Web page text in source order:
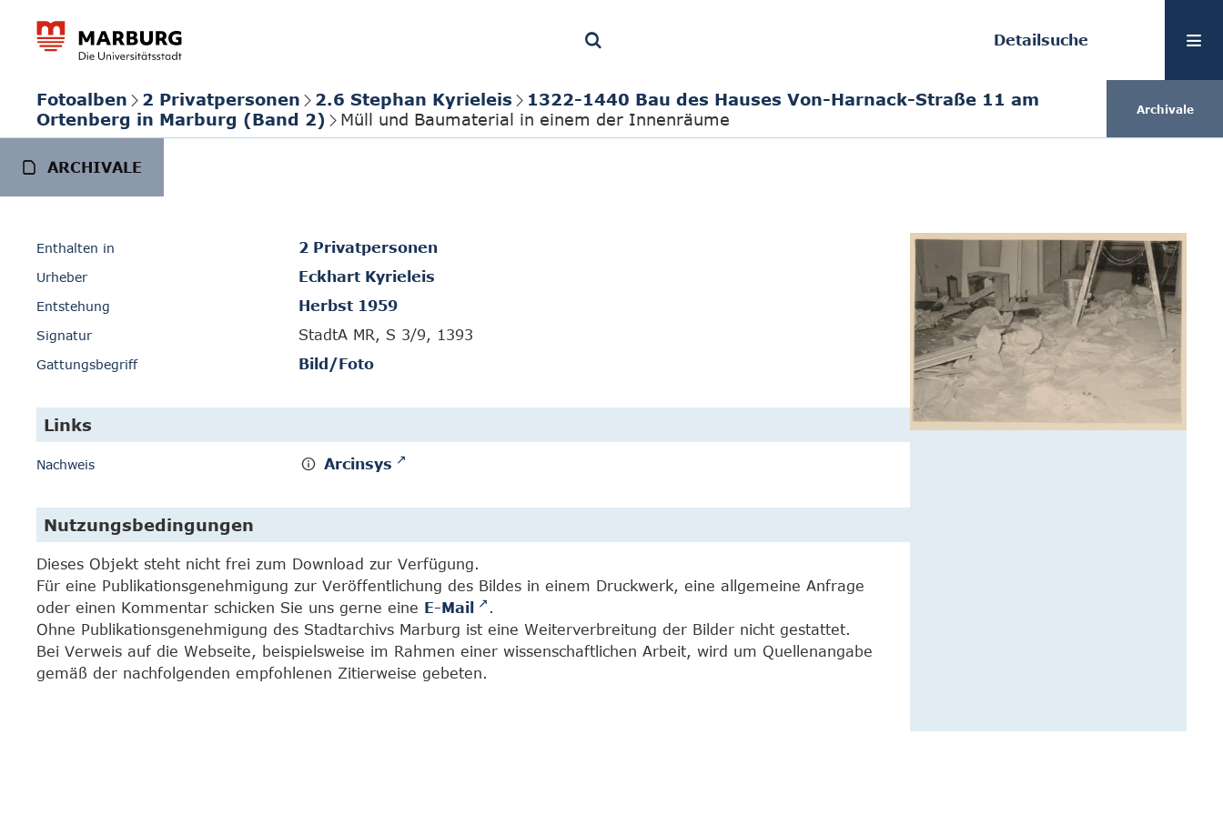
Detailsuche
Fotoalben 2 Privatpersonen 2.6 Stephan Kyrieleis
1322-1440 Bau des Hauses Von-Harnack-Straße 11 am
Ortenberg in Marburg (Band 2)
Müll und Baumaterial in einem der Innenräume Archivale
ARCHIVALE
Enthalten in 2 Privatpersonen
Urheber Eckhart Kyrieleis
Entstehung Herbst 1959
Signatur StadtA MR, S 3/9, 1393
Gattungsbegriff Bild/Foto
Links
Nachweis Arcinsys
Nutzungsbedingungen
Dieses Objekt steht nicht frei zum Download zur Verfügung.
Für eine Publikationsgenehmigung zur Veröffentlichung des Bildes in einem Druckwerk, eine allgemeine Anfrage
oder einen Kommentar schicken Sie uns gerne eine E-Mail
.
Ohne Publikationsgenehmigung des Stadtarchivs Marburg ist eine Weiterverbreitung der Bilder nicht gestattet.
Bei Verweis auf die Webseite, beispielsweise im Rahmen einer wissenschaftlichen Arbeit, wird um Quellenangabe
gemäß der nachfolgenden empfohlenen Zitierweise gebeten.